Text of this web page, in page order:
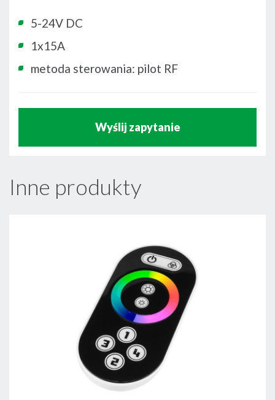
5-24V DC
1x15A
metoda sterowania: pilot RF
Wyślij zapytanie
Inne produkty